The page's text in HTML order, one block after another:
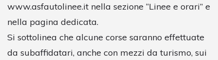
www.asfautolinee.it nella sezione “Linee e orari” e
nella pagina dedicata.
Si sottolinea che alcune corse saranno effettuate
da subaffidatari, anche con mezzi da turismo, sui